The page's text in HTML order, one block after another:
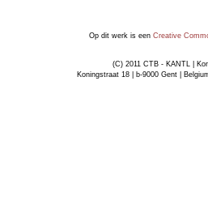
Op dit werk is een Creative
(C) 2011 CTB - KANTL |
Koningstraat 18 | b-9000 Gent |